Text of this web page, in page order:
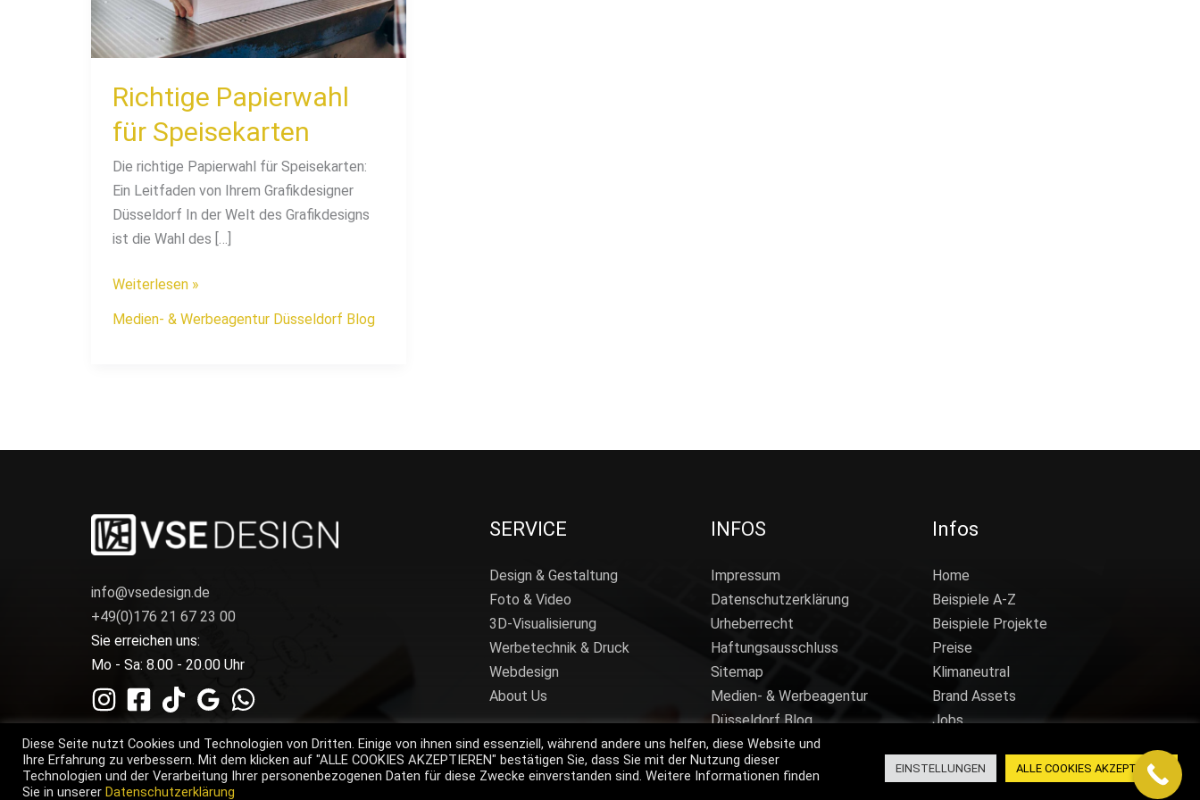
Richtige Papierwahl
für Speisekarten
Die richtige Papierwahl für Speisekarten:
Ein Leitfaden von Ihrem Grafikdesigner
Düsseldorf In der Welt des Grafikdesigns
ist die Wahl des […]
Weiterlesen »
Medien- & Werbeagentur Düsseldorf Blog
info@vsedesign.de
+49(0)176 21 67 23 00
Sie erreichen uns:
Mo - Sa: 8.00 - 20.00 Uhr
SERVICE
Design & Gestaltung
Foto & Video
3D-Visualisierung
Werbetechnik & Druck
Webdesign
About Us
INFOS
Impressum
Datenschutzerklärung
Urheberrecht
Haftungsausschluss
Sitemap
Medien- & Werbeagentur
Düsseldorf Blog
Infos
Home
Beispiele A-Z
Beispiele Projekte
Preise
Klimaneutral
Brand Assets
Jobs
Diese Seite nutzt Cookies und Technologien von Dritten. Einige von ihnen sind essenziell, während andere uns helfen, diese Website und
Ihre Erfahrung zu verbessern. Mit dem klicken auf "ALLE COOKIES AKZEPTIEREN" bestätigen Sie, dass Sie mit der Nutzung dieser
Technologien und der Verarbeitung Ihrer personenbezogenen Daten für diese Zwecke einverstanden sind. Weitere Informationen finden
Sie in unserer Datenschutzerklärung
EINSTELLUNGEN ALLE COOKIES AKZEPTIEREN